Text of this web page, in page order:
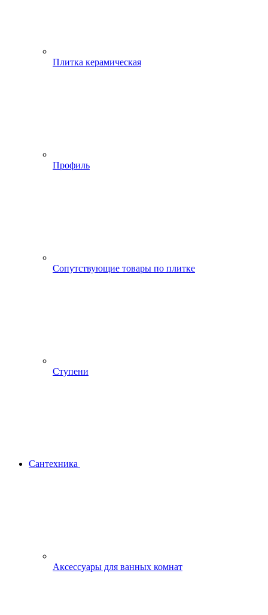
Плитка керамическая
Профиль
Сопутствующие товары по плитке
Ступени
Сантехника
Аксессуары для ванных комнат